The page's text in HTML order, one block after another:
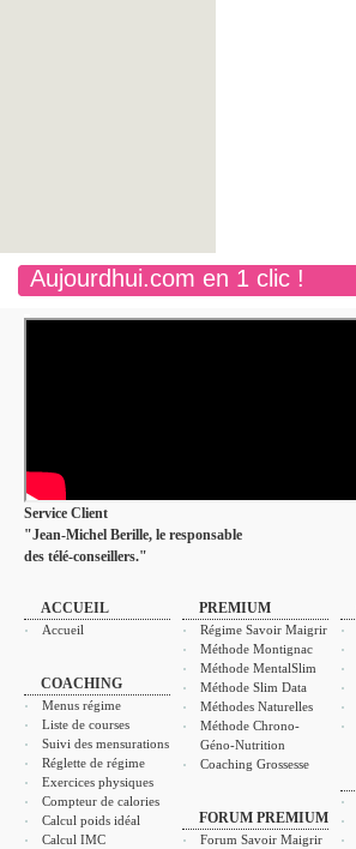
Aujourdhui.com en 1 clic !
Service Client
"Jean-Michel Berille, le responsable
des télé-conseillers."
ACCUEIL
Accueil
COACHING
Menus régime
Liste de courses
Suivi des mensurations
Réglette de régime
Exercices physiques
Compteur de calories
Calcul poids idéal
Calcul IMC
PREMIUM
Régime Savoir Maigrir
Méthode Montignac
Méthode MentalSlim
Méthode Slim Data
Méthodes Naturelles
Méthode Chrono-
Géno-Nutrition
Coaching Grossesse
FORUM PREMIUM
Forum Savoir Maigrir